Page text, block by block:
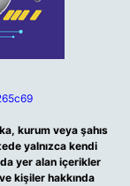
kurum veya şahıs
yalnızca kendi
yer alan içerikler
kişiler hakkında